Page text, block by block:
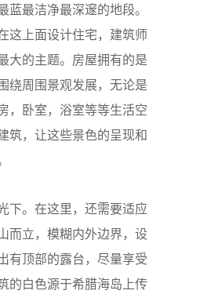
蓝最洁净最深邃的地段。
这上面设计住宅，建筑师
大的主题。房屋拥有的是
绕周围景观发展，无论是
，卧室，浴室等等生活空
筑，让这些景色的呈现和
下。在这里，还需要适应
而立，模糊内外边界，设
有顶部的露台，尽量享受
的白色源于希腊海岛上传